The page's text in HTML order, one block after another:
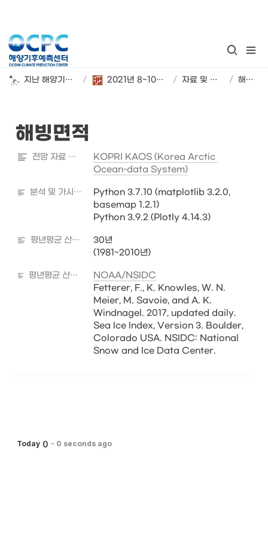
지난 해양기후 계절 전망 / 2021년 8~10월 해양기후 시범 전망 / 자료 및 분석 정보 / 해빙면적
해빙면적
전망 자료 출처
KOPRI KAOS (Korea Arctic
Ocean-data System)
분석 및 가시화 도구
Python 3.7.10 (matplotlib 3.2.0,
basemap 1.2.1)
Python 3.9.2 (Plotly 4.14.3)
평년평균 산출기간
30년
(1981~2010년)
평년평균 산출자료 출처
NOAA/NSIDC
Fetterer, F., K. Knowles, W. N.
Meier, M. Savoie, and A. K.
Windnagel. 2017, updated daily.
Sea Ice Index, Version 3. Boulder,
Colorado USA. NSIDC: National
Snow and Ice Data Center.
Today 0 - 0 seconds ago